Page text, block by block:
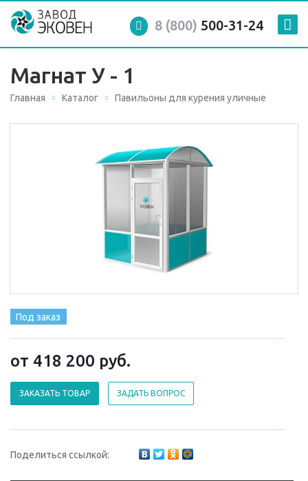
8 (800) 500-31-24
Магнат У - 1
Главная Каталог Павильоны для курения уличные
Под заказ
от 418 200 руб.
ЗАКАЗАТЬ ТОВАР ЗАДАТЬ ВОПРОС
Поделиться ссылкой: